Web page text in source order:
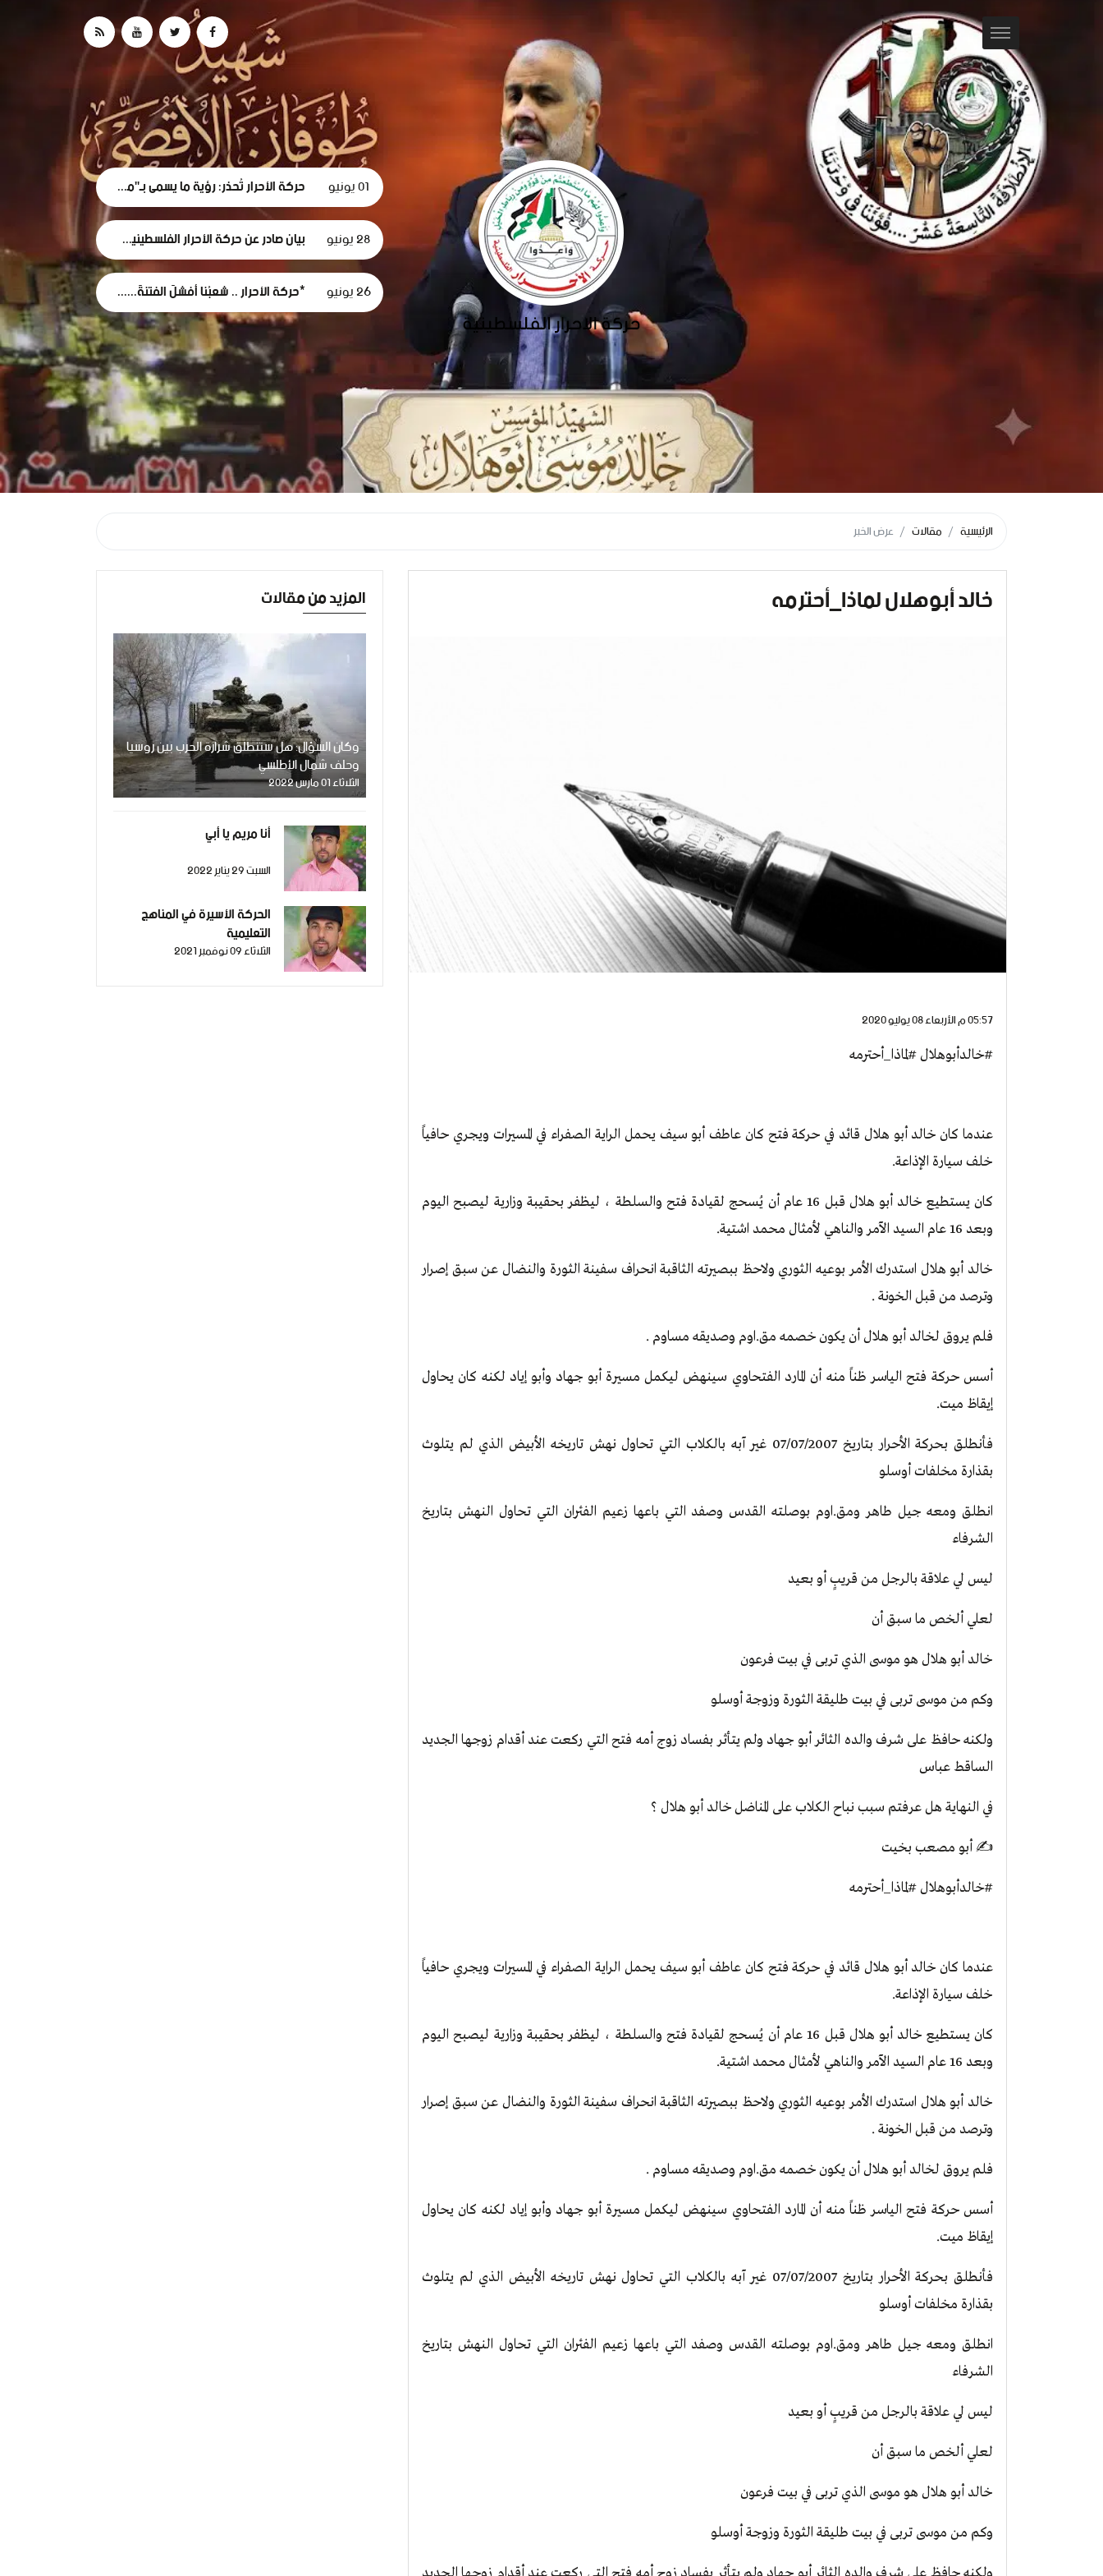
01 يونيو حركة الأحرار تُحذر: رؤية ما يسمى بـ"مجلس السلام" لغزة تهدف لتقويض الحقوق الوطنية الفلسطينية.
28 يونيو بيان صادر عن حركة الأحرار الفلسطينية بشأن الفصل التعسفي لموظفي وكالة الغوث، وإعلان التضامن مع اعتصامهم المشروع
26 يونيو *حركة الأحرار .. شعبُنا أفشلَ الفتنةَ... وأثبتَ أن وعيَه أقوى من مؤامرات الاحتلال*
الرئيسية مقالات عرض الخبر
خالد أبوهلال لماذا_أحترمه
05:57 م الأربعاء 08 يوليو 2020
#خالدأبوهلال #لماذا_أحترمه
عندما كان خالد أبو هلال قائد في حركة فتح كان عاطف أبو سيف يحمل الراية الصفراء في المسيرات ويجري حافياً
خلف سيارة الإذاعة.
كان يستطيع خالد أبو هلال قبل 16 عام أن يُسحج لقيادة فتح والسلطة ، ليظفر بحقيبة وزارية ليصبح اليوم
وبعد 16 عام السيد الآمر والناهي لأمثال محمد اشتية.
خالد أبو هلال استدرك الأمر بوعيه الثوري ولاحظ ببصيرته الثاقبة انحراف سفينة الثورة والنضال عن سبق إصرار
وترصد من قبل الخونة .
فلم يروق لخالد أبو هلال أن يكون خصمه مق.اوم وصديقه مساوم .
أسس حركة فتح الياسر ظناً منه أن المارد الفتحاوي سينهض ليكمل مسيرة أبو جهاد وأبو إياد لكنه كان يحاول
إيقاظ ميت.
فأنطلق بحركة الأحرار بتاريخ 07/07/2007 غير آبه بالكلاب التي تحاول نهش تاريخه الأبيض الذي لم يتلوث
بقذارة مخلفات أوسلو
انطلق ومعه جيل طاهر ومق.اوم بوصلته القدس وصفد التي باعها زعيم الفئران التي تحاول النهش بتاريخ
الشرفاء
ليس لي علاقة بالرجل من قريبٍ أو بعيد
لعلي ألخص ما سبق أن
خالد أبو هلال هو موسى الذي تربى في بيت فرعون
وكم من موسى تربى في بيت طليقة الثورة وزوجة أوسلو
ولكنه حافظ على شرف والده الثائر أبو جهاد ولم يتأثر بفساد زوج أمه فتح التي ركعت عند أقدام زوجها الجديد
الساقط عباس
في النهاية هل عرفتم سبب نباح الكلاب على المناضل خالد أبو هلال ؟
✍ أبو مصعب بخيت
#خالدأبوهلال #لماذا_أحترمه
عندما كان خالد أبو هلال قائد في حركة فتح كان عاطف أبو سيف يحمل الراية الصفراء في المسيرات ويجري حافياً
خلف سيارة الإذاعة.
كان يستطيع خالد أبو هلال قبل 16 عام أن يُسحج لقيادة فتح والسلطة ، ليظفر بحقيبة وزارية ليصبح اليوم
وبعد 16 عام السيد الآمر والناهي لأمثال محمد اشتية.
خالد أبو هلال استدرك الأمر بوعيه الثوري ولاحظ ببصيرته الثاقبة انحراف سفينة الثورة والنضال عن سبق إصرار
وترصد من قبل الخونة .
فلم يروق لخالد أبو هلال أن يكون خصمه مق.اوم وصديقه مساوم .
أسس حركة فتح الياسر ظناً منه أن المارد الفتحاوي سينهض ليكمل مسيرة أبو جهاد وأبو إياد لكنه كان يحاول
إيقاظ ميت.
فأنطلق بحركة الأحرار بتاريخ 07/07/2007 غير آبه بالكلاب التي تحاول نهش تاريخه الأبيض الذي لم يتلوث
بقذارة مخلفات أوسلو
انطلق ومعه جيل طاهر ومق.اوم بوصلته القدس وصفد التي باعها زعيم الفئران التي تحاول النهش بتاريخ
الشرفاء
ليس لي علاقة بالرجل من قريبٍ أو بعيد
لعلي ألخص ما سبق أن
خالد أبو هلال هو موسى الذي تربى في بيت فرعون
وكم من موسى تربى في بيت طليقة الثورة وزوجة أوسلو
المزيد من مقالات
وكان السؤال: هل ستنطلق شرارة الحرب بين روسيا
وحلف شمال الأطلسي
الثلاثاء 01 مارس 2022
أنا مريم يا أبي
السبت 29 يناير 2022
الحركة الأسيرة في المناهج
التعليمية
الثلاثاء 09 نوفمبر 2021